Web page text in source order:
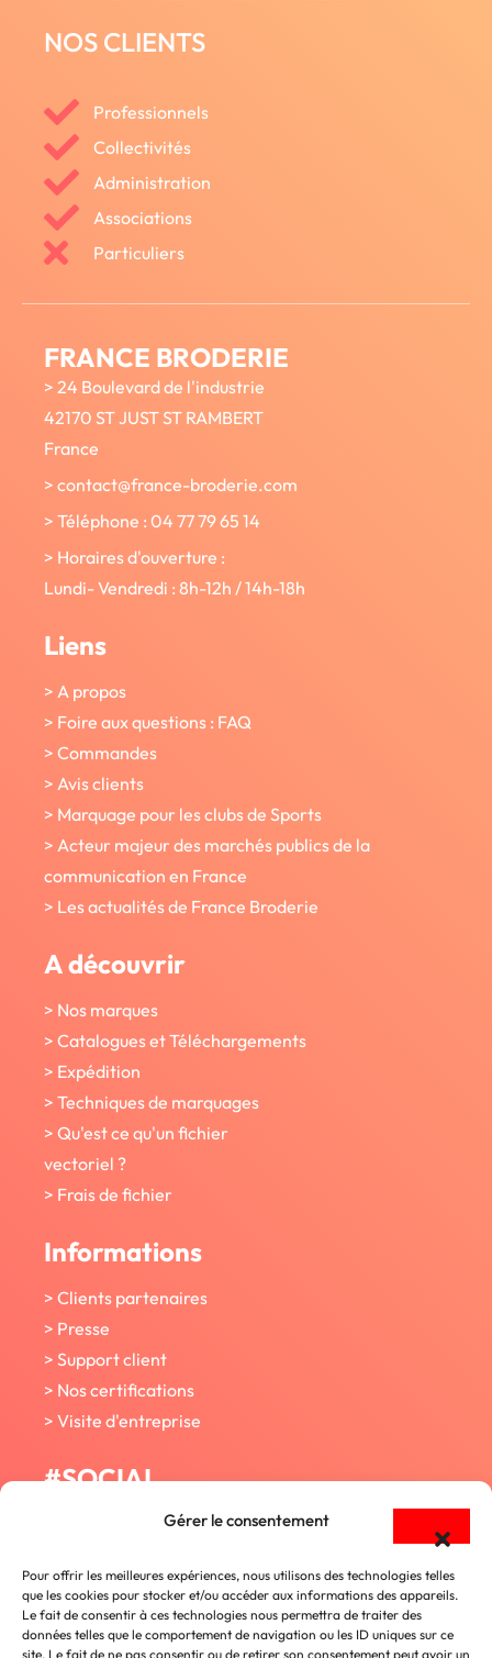
Gérer le consentement
Pour offrir les meilleures expériences, nous utilisons des technologies telles
que les cookies pour stocker et/ou accéder aux informations des appareils.
Le fait de consentir à ces technologies nous permettra de traiter des
données telles que le comportement de navigation ou les ID uniques sur ce
site. Le fait de ne pas consentir ou de retirer son consentement peut avoir un
NOS CLIENTS
Professionnels
Collectivités
Administration
Associations
Particuliers
FRANCE BRODERIE
> 24 Boulevard de l'industrie
42170 ST JUST ST RAMBERT
France
> contact@france-broderie.com
> Téléphone : 04 77 79 65 14
> Horaires d'ouverture :
Lundi- Vendredi : 8h-12h / 14h-18h
Liens
> A propos
> Foire aux questions : FAQ
> Commandes
> Avis clients
> Marquage pour les clubs de Sports
> Acteur majeur des marchés publics de la
communication en France
> Les actualités de France Broderie
A découvrir
> Nos marques
> Catalogues et Téléchargements
> Expédition
> Techniques de marquages
> Qu'est ce qu'un fichier
vectoriel ?
> Frais de fichier
Informations
> Clients partenaires
> Presse
> Support client
> Nos certifications
> Visite d'entreprise
#SOCIAL
Twitter